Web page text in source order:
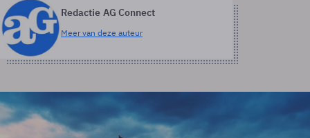
Redactie AG Connect
Meer van deze auteur